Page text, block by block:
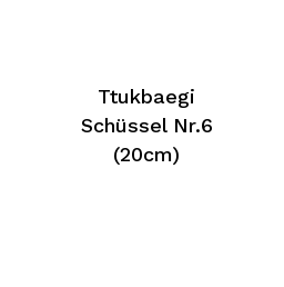
Ttukbaegi
Schüssel Nr.6
(20cm)